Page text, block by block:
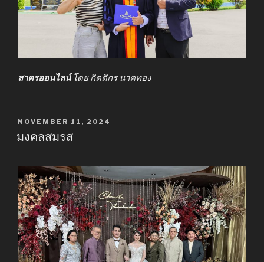
สาครออนไลน์ โดย กิตติกร นาคทอง
POSTED
ON
NOVEMBER 11, 2024
มงคลสมรส